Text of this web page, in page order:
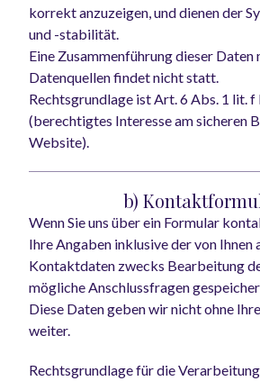
korrekt anzuzeigen, und dienen der
und -stabilität.
Eine Zusammenführung dieser Daten
Datenquellen findet nicht statt.
Rechtsgrundlage ist Art. 6 Abs. 1 lit. f
(berechtigtes Interesse am sicheren
Website).
b)
Wenn Sie uns über ein Formular
Ihre Angaben inklusive der von Ihnen
Kontaktdaten zwecks Bearbeitung
mögliche Anschlussfragen
Diese Daten geben wir nicht ohne
weiter.
Rechtsgrundlage für die